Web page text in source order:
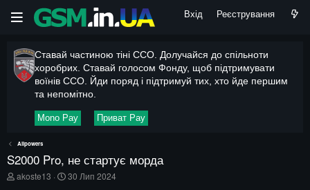
Вхід Реєстрування
Ставай частиною тіні ССО. Долучайся до спільноти
хоробрих. Ставай голосом Фонду, щоб підтримувати
воїнів ССО. Йди поряд і підтримуй тих, хто йде першим
та непомітно.
Mono Pay Приват Pay
Allpowers
S2000 Pro, не стартує морда
А
akoste13
Д
30 Лип 2024